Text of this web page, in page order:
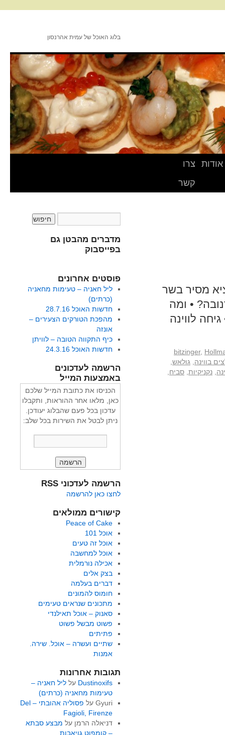
בלוג האוכל של עמית אהרנסון
אודות
צרו
קשר
מסיר בשר
• ומה
לווינה
bitzinger,
בווינה גולאש
נקניקיות סביח
מדברים מהבטן גם
בפייסבוק
פוסטים אחרונים
ליל חאניה – טעימות מחאניה
(כרתים)
חדשות האוכל 28.7.16
מהפכת הטורקים הצעירים –
אונזה
כיף התקווה הטובה – לוויתן
חדשות האוכל 24.3.16
הרשמה לעדכונים
באמצעות המייל
הכניסו את כתובת המייל שלכם
כאן, מלאו אחר ההוראות, ותקבלו
עדכון בכל פעם שהבלוג יעודכן.
ניתן לבטל את השירות בכל שלב:
הרשמה לעדכוני RSS
לחצו כאן להרשמה
קישורים ממולאים
Peace of Cake
אוכל 101
אוכל זה טעים
אוכל למחשבה
אכילה נורמלית
בצק אלים
דברים בעלמה
חומוס להמונים
מתכונים שנראים טעימים
סאנוק – אוכל תאילנדי
פשוט מבשל פשוט
פתיתים
שתיים ועשרה – אוכל. שירה.
אמנות
תגובות אחרונות
Dustinoxifs על ליל חאניה –
טעימות מחאניה (כרתים)
Gyuriעל
פסוליה אהובתי – Del
Fagioli, Firenze
דניאלה הרמן על מבצע סבתא
– קומפוט גויאבות